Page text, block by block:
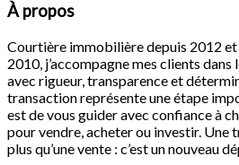
À propos
Courtière immobilière depuis 2012
2010, j’accompagne mes clients
avec rigueur, transparence et
transaction représente une étape
est de vous guider avec confiance à
pour vendre, acheter ou investir. Une
plus qu’une vente : c’est un nouveau